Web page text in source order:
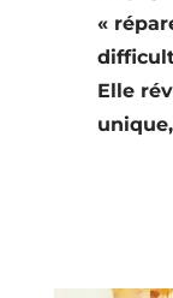
«
Elle